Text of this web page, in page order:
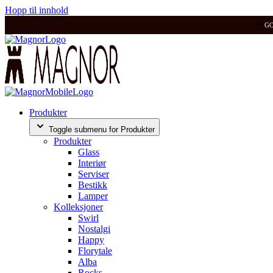
Hopp til innhold
Produkter
Toggle submenu for Produkter
Produkter
Glass
Interiør
Serviser
Bestikk
Lamper
Kolleksjoner
Swirl
Nostalgi
Happy
Florytale
Alba